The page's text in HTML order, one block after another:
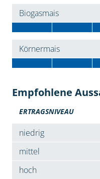
Biogasmais
Körnermais
Empfohlene
ERTRAGSNIVEAU
niedrig
mittel
hoch